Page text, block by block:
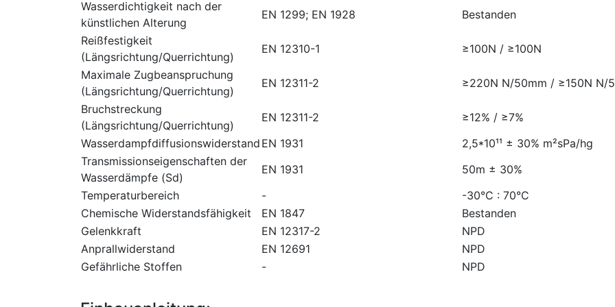
Wasserdichtigkeit nach der
künstlichen Alterung
EN 1299; EN 1928
Bestanden
Reißfestigkeit
(Längsrichtung/Querrichtung)
EN 12310-1
≥100N / ≥100N
Maximale Zugbeanspruchung
(Längsrichtung/Querrichtung)
EN 12311-2
≥220N N/50mm / ≥150N N/
Bruchstreckung
(Längsrichtung/Querrichtung)
EN 12311-2
≥12% / ≥7%
Wasserdampfdiffusionswiderstand EN 1931
2,5*10¹¹ ± 30% m²sPa/hg
Transmissionseigenschaften der
Wasserdämpfe (Sd)
EN 1931
50m ± 30%
Temperaturbereich
-
-30°C : 70°C
Chemische Widerstandsfähigkeit
EN 1847
Bestanden
Gelenkkraft
EN 12317-2
NPD
Anprallwiderstand
EN 12691
NPD
Gefährliche Stoffen
- NPD